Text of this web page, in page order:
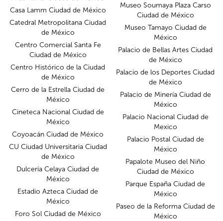
Casa Lamm Ciudad de México
Catedral Metropolitana Ciudad
de México
Centro Comercial Santa Fe
Ciudad de México
Centro Histórico de la Ciudad
de México
Cerro de la Estrella Ciudad de
México
Cineteca Nacional Ciudad de
México
Coyoacán Ciudad de México
CU Ciudad Universitaria Ciudad
de México
Dulcería Celaya Ciudad de
México
Estadio Azteca Ciudad de
México
Foro Sol Ciudad de México
Museo Soumaya Plaza Carso
Ciudad de México
Museo Tamayo Ciudad de
México
Palacio de Bellas Artes Ciudad
de México
Palacio de los Deportes Ciudad
de México
Palacio de Minería Ciudad de
México
Palacio Nacional Ciudad de
Mexico
Palacio Postal Ciudad de
México
Papalote Museo del Niño
Ciudad de México
Parque España Ciudad de
México
Paseo de la Reforma Ciudad de
México